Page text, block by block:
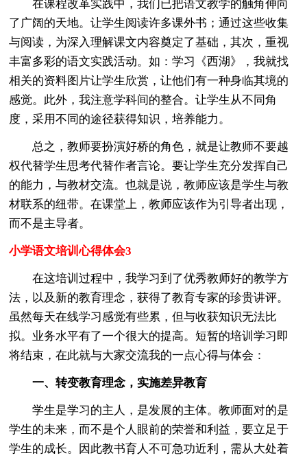
在课程改革实践中，我们已把语文教学的触角伸向
了广阔的天地。让学生阅读许多课外书；通过这些收集
与阅读，为深入理解课文内容奠定了基础，其次，重视
丰富多彩的语文实践活动。如：学习《西湖》，我就找
相关的资料图片让学生欣赏，让他们有一种身临其境的
感觉。此外，我注意学科间的整合。让学生从不同角
度，采用不同的途径获得知识，培养能力。
总之，教师要扮演好桥的角色，就是让教师不要越
权代替学生思考代替作者言论。要让学生充分发挥自己
的能力，与教材交流。也就是说，教师应该是学生与教
材联系的纽带。在课堂上，教师应该作为引导者出现，
而不是主导者。
小学语文培训心得体会3
在这培训过程中，我学习到了优秀教师好的教学方
法，以及新的教育理念，获得了教育专家的珍贵讲评。
虽然每天在线学习感觉有些累，但与收获知识无法比
拟。业务水平有了一个很大的提高。短暂的培训学习即
将结束，在此就与大家交流我的一点心得与体会：
一、转变教育理念，实施差异教育
学生是学习的主人，是发展的主体。教师面对的是
学生的未来，而不是个人眼前的荣誉和利益，要立足于
学生的成长。因此教书育人不可急功近利，需从大处着